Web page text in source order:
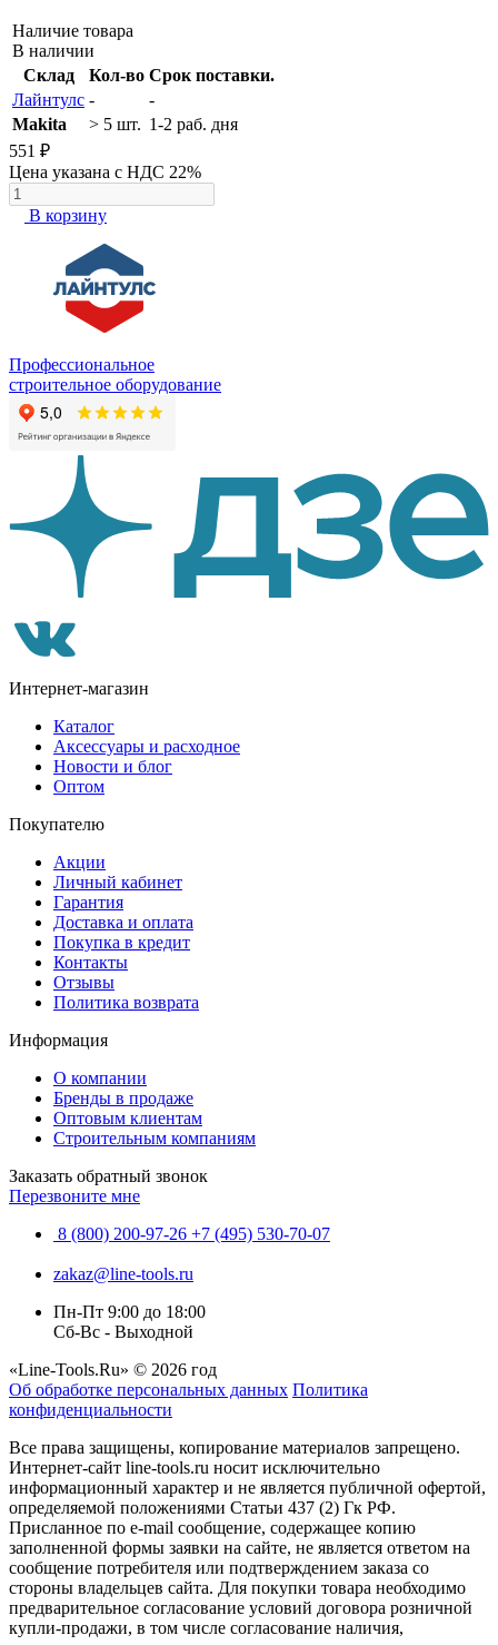
Наличие товара
В наличии
Склад
Кол-во Срок поставки.
Лайнтулс -
-
Makita
> 5 шт. 1-2 раб. дня
551 ₽
Цена указана с НДС 22%
В корзину
Профессиональное
строительное оборудование
Интернет-магазин
Каталог
Аксессуары и расходное
Новости и блог
Оптом
Покупателю
Акции
Личный кабинет
Гарантия
Доставка и оплата
Покупка в кредит
Контакты
Отзывы
Политика возврата
Информация
О компании
Бренды в продаже
Оптовым клиентам
Строительным компаниям
Заказать обратный звонок
Перезвоните мне
8 (800) 200-97-26 +7 (495) 530-70-07
zakaz@line-tools.ru
Пн-Пт 9:00 до 18:00
Сб-Вс - Выходной
«Line-Tools.Ru» © 2026 год
Об обработке персональных данных Политика
конфиденциальности
Все права защищены, копирование материалов запрещено.
Интернет-сайт line-tools.ru носит исключительно
информационный характер и не является публичной офертой,
определяемой положениями Статьи 437 (2) Гк РФ.
Присланное по e-mail сообщение, содержащее копию
заполненной формы заявки на сайте, не является ответом на
сообщение потребителя или подтверждением заказа со
стороны владельцев сайта. Для покупки товара необходимо
предварительное согласование условий договора розничной
купли-продажи, в том числе согласование наличия,